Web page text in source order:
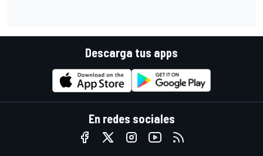
Descarga tus apps
En redes sociales